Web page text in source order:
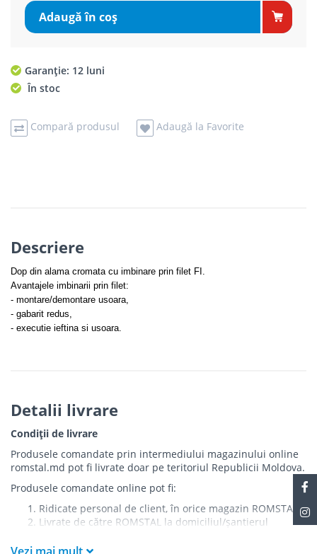
Adaugă în coş
Garanție: 12 luni
În stoc
Compară produsul Adaugă la Favorite
Descriere
Dop din alama cromata cu imbinare prin filet FI.
Avantajele imbinarii prin filet:
- montare/demontare usoara,
- gabarit redus,
- executie ieftina si usoara.
Detalii livrare
Condiții de livrare
Produsele comandate prin intermediului magazinului online
romstal.md pot fi livrate doar pe teritoriul Republicii Moldova.
Produsele comandate online pot fi:
Ridicate personal de client, în orice magazin ROMSTAL
Livrate de către ROMSTAL la domiciliul/șantierul
Vezi mai mult